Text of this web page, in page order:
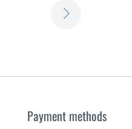
Payment methods